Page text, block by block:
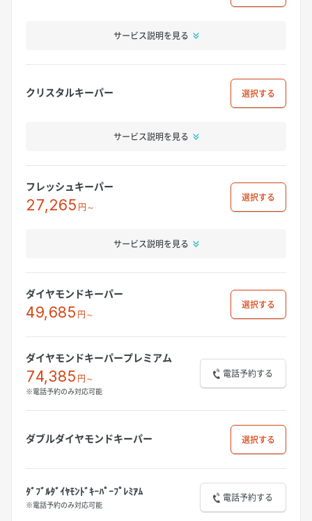
サービス説明を見る
クリスタルキーパー 選択
サービス説明を見る
フレッシュキーパー
27,265 円～
選択
サービス説明を見る
ダイヤモンドキーパー
49,685 円～
選択
ダイヤモンドキーパープレミアム
74,385 円～
※電話予約のみ対応可能
電話予約する
ダブルダイヤモンドキーパー 選択
ﾀﾞﾌﾞﾙﾀﾞｲﾔﾓﾝﾄﾞｷｰﾊﾟｰﾌﾟﾚﾐｱﾑ
※電話予約のみ対応可能
電話予約する